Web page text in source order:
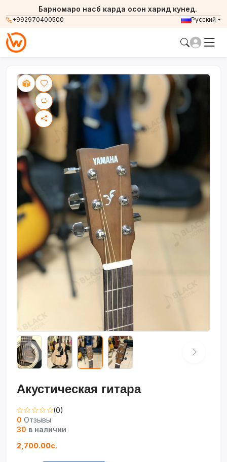
+992970400500
Барномаро насб карда осон харид кунед.
Русский
Акустическая гитара
(0)
0 Отзывы
30 в наличии
2,700.00с.